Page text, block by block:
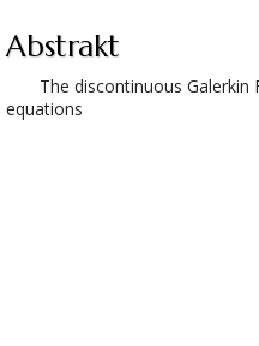
Abstrakt
The discontinuous
equations